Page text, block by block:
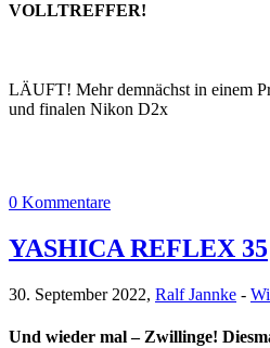
VOLLTREFFER!
LÄUFT! Mehr demnächst in einem
und finalen Nikon D2x
0 Kommentare
YASHICA REFLEX 35
30. September 2022, Ralf Jannke -
Und wieder mal – Zwillinge!